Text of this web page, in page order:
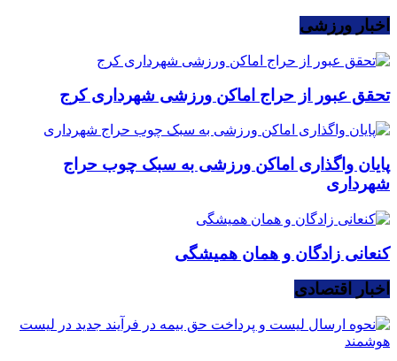
اخبار ورزشی
تحقق عبور از حراج اماکن ورزشی شهرداری کرج
پایان واگذاری اماکن ورزشی به سبک چوب حراج
شهرداری
کنعانی زادگان و همان همیشگی
اخبار اقتصادی